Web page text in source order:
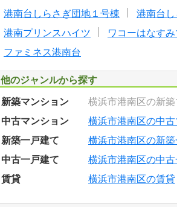
港南台しらさぎ団地１号棟
港南台
港南プリンスハイツ
ワコーはなす
ファミネス港南台
他のジャンルから探す
新築マンション 横浜市港南区の新
中古マンション
横浜市港南区の中
新築一戸建て
横浜市港南区の新築
中古一戸建て
横浜市港南区の中古
賃貸
横浜市港南区の賃貸